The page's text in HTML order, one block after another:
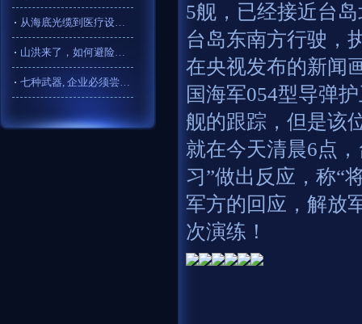
从海底光缆到医疗设备 这些“中国制造”正改变你我生活
山洪来了，如何避险？一文了解_大皖新闻 | 安徽网
七种武器, 企业必须尝试的免费提高人效的利器
5舰，已经接近台
台岛东南方行驶，
在央视发布的新闻
国海军054型导弹
舰的跟踪，但是该
就在今天清晨6点
习”做出反应，称“
军方的回应，解放
次演练！